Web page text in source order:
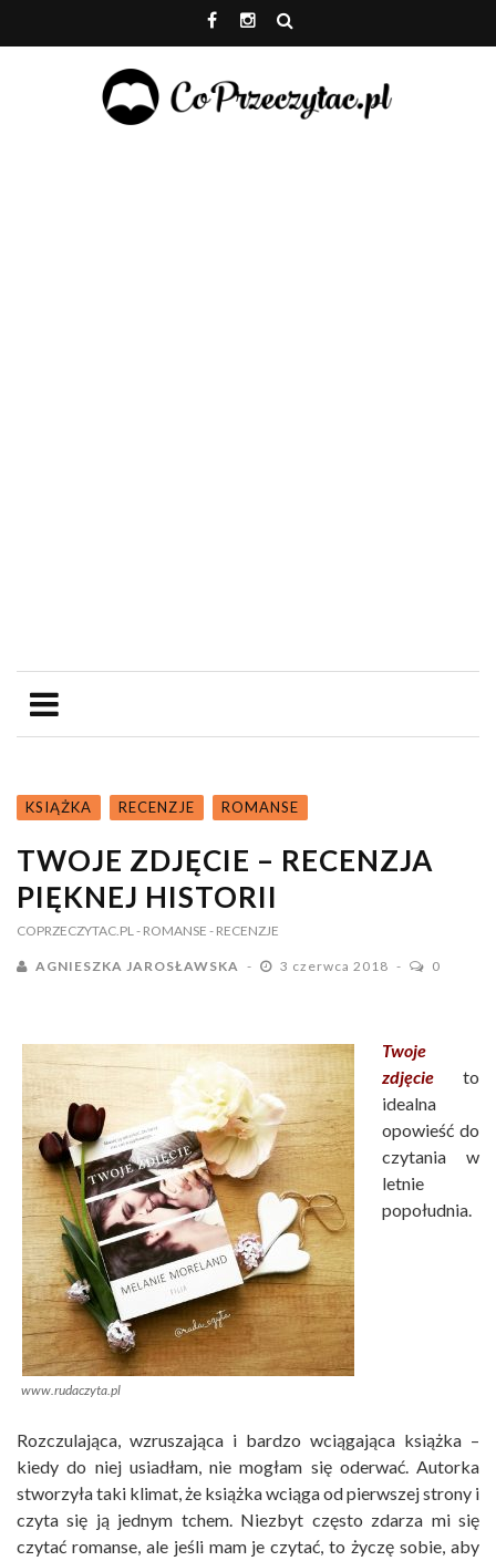
KSIĄŻKA RECENZJE ROMANSE
TWOJE ZDJĘCIE – RECENZJA
PIĘKNEJ HISTORII
COPRZECZYTAC.PL - ROMANSE - RECENZJE
AGNIESZKA JAROSŁAWSKA 3 czerwca 2018 0
www.rudaczyta.pl
Twoje
zdjęcie to
idealna
opowieść do
czytania w
letnie
popołudnia.
Rozczulająca, wzruszająca i bardzo wciągająca książka –
kiedy do niej usiadłam, nie mogłam się oderwać. Autorka
stworzyła taki klimat, że książka wciąga od pierwszej strony i
czyta się ją jednym tchem. Niezbyt często zdarza mi się
czytać romanse, ale jeśli mam je czytać, to życzę sobie, aby